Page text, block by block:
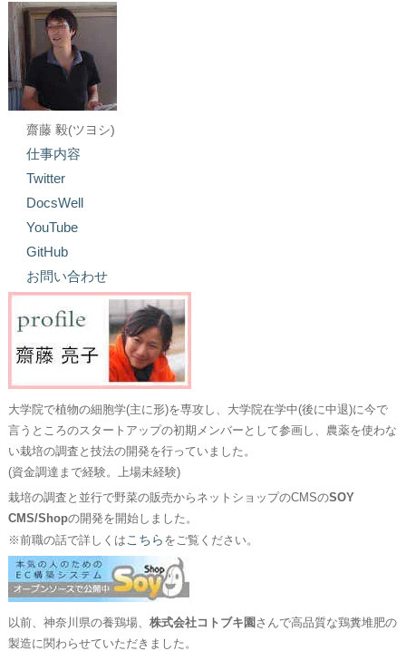
齋藤 毅(ツヨシ)
仕事内容
Twitter
DocsWell
YouTube
GitHub
お問い合わせ
大学院で植物の細胞学(主に形)を専攻し、大学院在学中(後に中退)に今で
言うところのスタートアップの初期メンバーとして参画し、農薬を使わな
い栽培の調査と技法の開発を行っていました。
(資金調達まで経験。上場未経験)
栽培の調査と並行で野菜の販売からネットショップのCMSのSOY
CMS/Shopの開発を開始しました。
※前職の話で詳しくは こちら をご覧ください。
以前、神奈川県の養鶏場、 株式会社コトブキ園 さんで高品質な鶏糞堆肥の
製造に関わらせていただきました。